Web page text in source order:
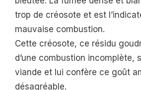
trop de créosote et est
mauvaise combustion.
Cette créosote, ce résidu
d’une combustion incomplète,
viande et lui confère ce goût
désagréable.